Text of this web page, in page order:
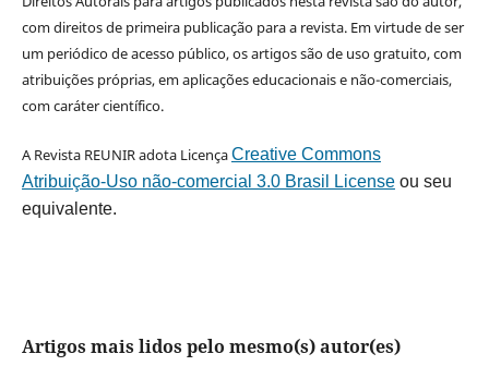
com direitos de primeira publicação para a revista. Em virtude de ser
um periódico de acesso público, os artigos são de uso gratuito, com
atribuições próprias, em aplicações educacionais e não-comerciais,
com caráter científico.
A Revista REUNIR adota LicençaCreative Commons
Atribuição-Uso não-comercial 3.0 Brasil Licenseou seu
equivalente.
Artigos mais lidos pelo mesmo(s) autor(es)